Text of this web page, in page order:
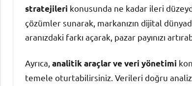
stratejileri konusunda ne kadar ileri
çözümler sunarak, markanızın dijital
aranızdaki farkı açarak, pazar payınızı
Ayrıca, analitik araçlar ve veri yönetimi
temele oturtabilirsiniz. Verileri doğru